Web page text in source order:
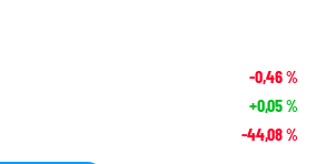
-0,46%
+0,05%
-44,08%